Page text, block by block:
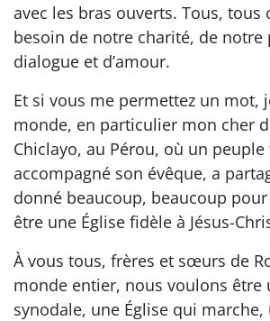
avec les bras ouverts. Tous, tous
besoin de notre charité, de notre
dialogue et d’amour.
Et si vous me permettez un mot,
monde, en particulier mon cher
Chiclayo, au Pérou, où un peuple
accompagné son évêque, a
donné beaucoup, beaucoup
être une Église fidèle à Jésus-
À vous tous, frères et sœurs de
monde entier, nous voulons être
synodale, une Église qui marche,